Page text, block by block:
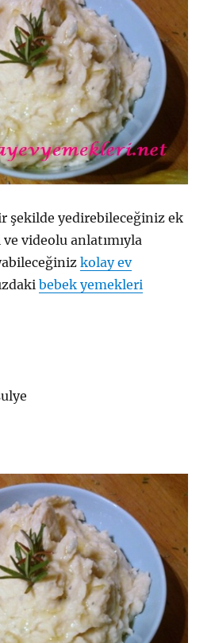
şekilde yedirebileceğiniz ek
videolu anlatımıyla
kolay ev
bebek yemekleri